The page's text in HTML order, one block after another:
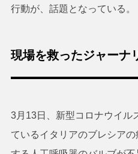
行動が、話題となっている。
現場を救ったジャーナ
3月13日、新型コロナウイル
ているイタリアのブレシア